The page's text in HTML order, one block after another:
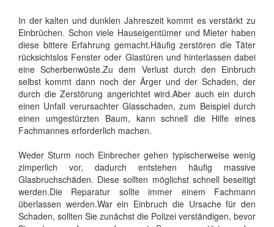
In der kalten und dunklen Jahreszeit kommt es verstärkt zu
Einbrüchen. Schon viele Hauseigentümer und Mieter haben
diese bittere Erfahrung gemacht.Häufig zerstören die Täter
rücksichtslos Fenster oder Glastüren und hinterlassen dabei
eine Scherbenwüste.Zu dem Verlust durch den Einbruch
selbst kommt dann noch der Ärger und der Schaden, der
durch die Zerstörung angerichtet wird.Aber auch ein durch
einen Unfall verursachter Glasschaden, zum Beispiel durch
einen umgestürzten Baum, kann schnell die Hilfe eines
Fachmannes erforderlich machen.
Weder Sturm noch Einbrecher gehen typischerweise wenig
zimperlich vor, dadurch entstehen häufig massive
Glasbruchschäden. Diese sollten möglichst schnell beseitigt
werden.Die Reparatur sollte immer einem Fachmann
überlassen werden.War ein Einbruch die Ursache für den
Schaden, sollten Sie zunächst die Polizei verständigen, bevor